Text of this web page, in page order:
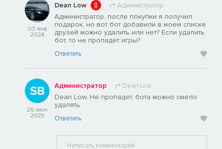
03 янв
2024
Dean Low Администратор
Администратор, после покупки я получил
подарок, но вот бот добавили в моем списке
друзей можно удалить или нет? Если удалить
бот, то не пропадет игры?
Ответить
26 июн
2025
Администратор Dean Low
Dean Low, Не пропадет, бота можно смело
удалять.
Ответить